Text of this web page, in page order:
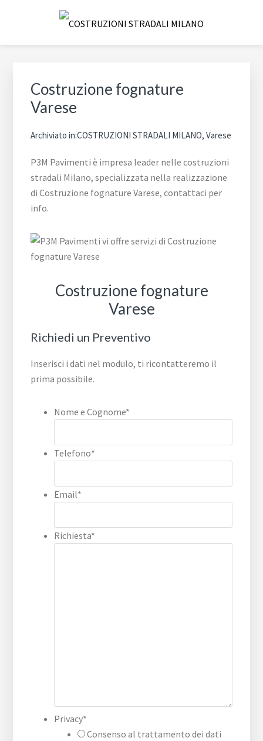
COSTRUZIONI STRADALI
Impresa leader nelle costruzioni stradali Milano
Costruzione fognature
Varese
Archiviato in:COSTRUZIONI STRADALI MILANO,Varese
P3M Pavimenti è impresa leader nelle costruzioni
stradali Milano, specializzata nella realizzazione
di Costruzione fognature Varese, contattaci per
info.
Costruzione fognature
Varese
Richiedi un Preventivo
Inserisci i dati nel modulo, ti ricontatteremo il
prima possibile.
Nome e Cognome*
Telefono*
Email*
Richiesta*
Privacy*
Consenso al trattamento dei dati